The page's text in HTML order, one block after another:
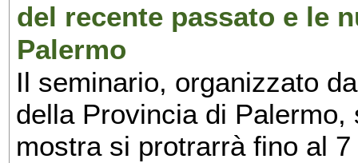
del recente passato e le
Palermo
Il seminario, organizzato
della Provincia di
mostra si protrarrà fino al